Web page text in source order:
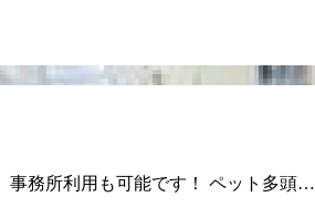
務所利用も可能です！ ペット多頭…